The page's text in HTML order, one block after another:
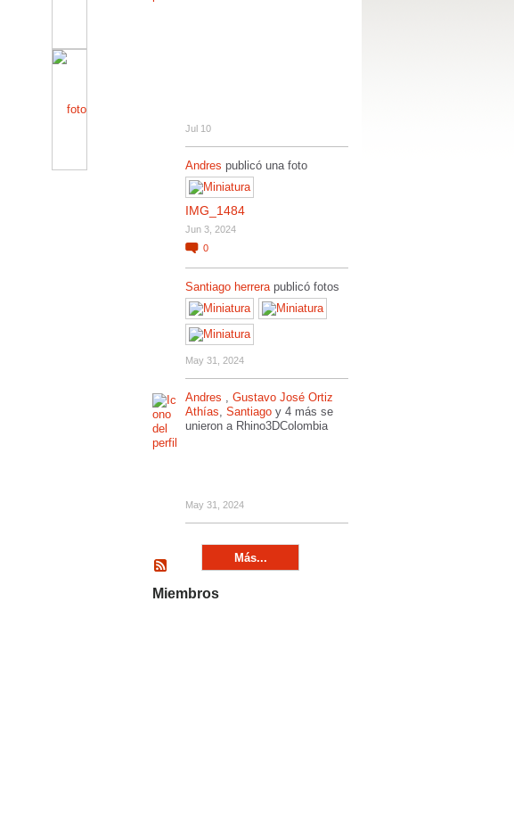
Jul 10
Andres publicó una foto
IMG_1484
Jun 3, 2024
0
Santiago herrerapublicó fotos
May 31, 2024
Andres , Gustavo José Ortiz
Athías, Santiago y 4 más se
unieron a Rhino3DColombia
May 31, 2024
Más...
Miembros